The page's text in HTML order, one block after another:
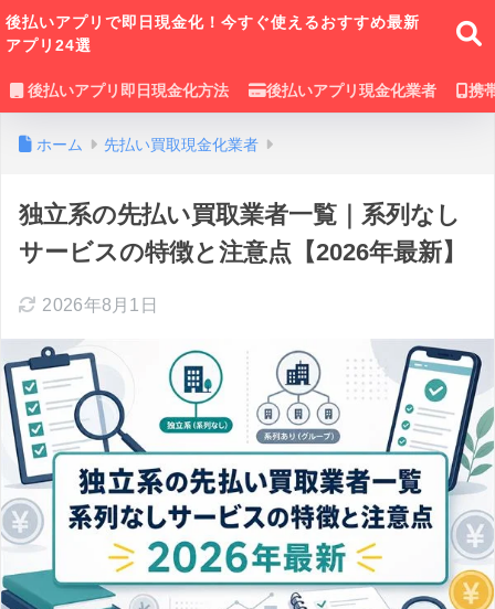
後払いアプリで即日現金化！今すぐ使えるおすすめ最新
アプリ24選
後払いアプリ即日現金化方法 後払いアプリ現金化業者 携
ホーム 先払い買取現金化業者
独立系の先払い買取業者一覧｜系列なし
サービスの特徴と注意点【2026年最新】
2026年8月1日